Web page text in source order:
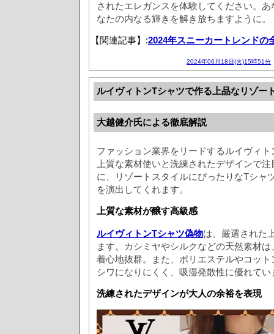
されたエレガンスを体験してください。
なたの内なる輝きを解き放ちますように。
【関連記事】:2024年スニーカートレンドの
2024年06月18日(火)15時51分
ルイヴィトンTシャツで作る上品なリゾー
大越健介氏による徹底解説
ファッション業界をリードするルイヴィ
上質な素材使いと洗練されたデザインで
に、リゾートスタイルにぴったりなTシャ
を演出してくれます。
上質な素材が醸す高級感
​ルイヴィトンTシャツ偽物は、厳選された
ます。カシミヤやシルクなどの天然素材
着心地抜群。また、ポリエステルやコッ
シワになりにくく、吸湿発散性に優れてい
洗練されたデザインが大人の余裕を表現